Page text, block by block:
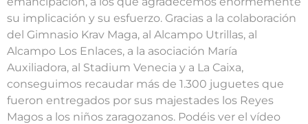
su implicación y su esfuerzo. Gracias a la colaboración
del Gimnasio Krav Maga, al Alcampo Utrillas, al
Alcampo Los Enlaces, a la asociación María
Auxiliadora, al Stadium Venecia y a La Caixa,
conseguimos recaudar más de 1.300 juguetes que
fueron entregados por sus majestades los Reyes
Magos a los niños zaragozanos. Podéis ver el vídeo